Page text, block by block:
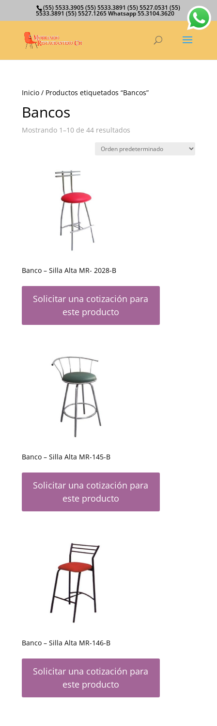
(55) 5533.3905 (55) 5533.3891 (55) 5527.0531 (55)
5533.3891 (55) 5527.1265 Whatsapp 55.3104.3620
Inicio/ Productos etiquetados “Bancos”
Bancos
Mostrando 1–10 de 44 resultados
Banco – Silla Alta MR- 2028-B
Solicitar una cotización para
este producto
Banco – Silla Alta MR-145-B
Solicitar una cotización para
este producto
Banco – Silla Alta MR-146-B
Solicitar una cotización para
este producto